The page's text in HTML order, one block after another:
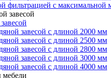
фильтрацией с
завесой с длиной 2000 мм
завесой с длиной 2500 мм
завесой с длиной 2800 мм
завесой с длиной 3000 мм
завесой с длиной 4000 мм